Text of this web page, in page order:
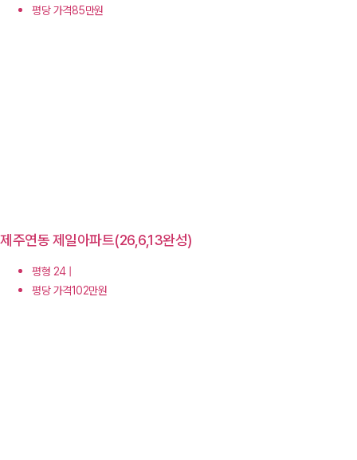
평당 가격85만원
제주연동 제일아파트(26,6,13완성)
평형 24 |
평당 가격102만원